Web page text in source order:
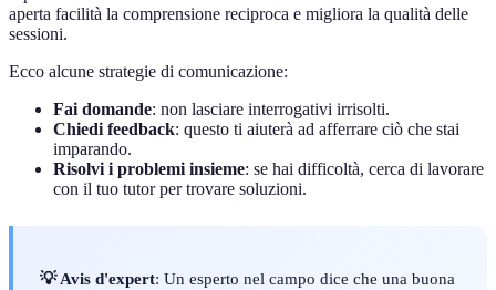
aperta facilità la comprensione reciproca e migliora la qualità delle
sessioni.
Ecco alcune strategie di comunicazione:
Fai domande: non lasciare interrogativi irrisolti.
Chiedi feedback: questo ti aiuterà ad afferrare ciò che stai
imparando.
Risolvi i problemi insieme: se hai difficoltà, cerca di lavorare
con il tuo tutor per trovare soluzioni.
💡 Avis d'expert: Un esperto nel campo dice che una buona